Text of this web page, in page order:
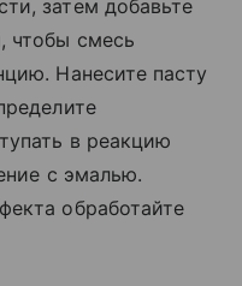
затем добавьте
чтобы смесь
Нанесите пасту
в реакцию
с эмалью.
обработайте